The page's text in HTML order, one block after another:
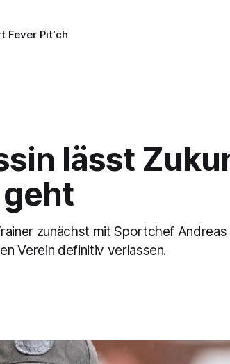
Fever Pit'ch
lässt
zunächst mit Sportchef Andreas
Verein definitiv verlassen.